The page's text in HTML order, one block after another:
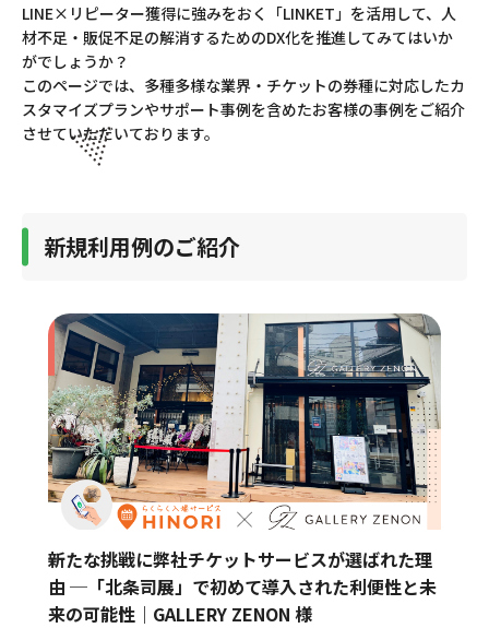
LINE×リピーター獲得に強みをおく「LINKET」を活用して、人
材不足・販促不足の解消するためのDX化を推進してみてはいか
がでしょうか？
このページでは、多種多様な業界・チケットの券種に対応したカ
スタマイズプランやサポート事例を含めたお客様の事例をご紹介
させていただいております。
新規利用例のご紹介
新たな挑戦に弊社チケットサービスが選ばれた理
由 ─「北条司展」で初めて導入された利便性と未
来の可能性｜GALLERY ZENON 様